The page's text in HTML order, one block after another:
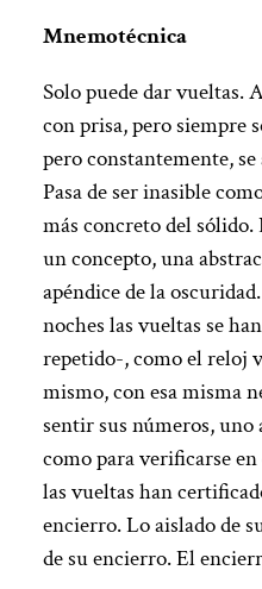
Mnemotécnica
Solo puede dar vueltas.
con prisa, pero siempre
pero constantemente,
Pasa de ser inasible
más concreto del sólido.
un concepto, una
apéndice de la
noches las vueltas se
repetido-, como el reloj
mismo, con esa misma
sentir sus números, uno
como para verificarse
las vueltas han
encierro. Lo aislado de
de su encierro. El